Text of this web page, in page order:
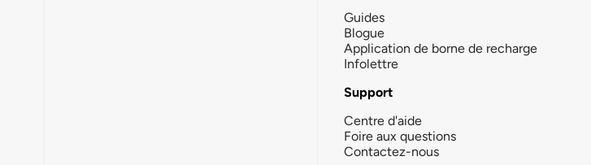
Guides
Blogue
Application de borne de recharge
Infolettre
Support
Centre d'aide
Foire aux questions
Contactez-nous